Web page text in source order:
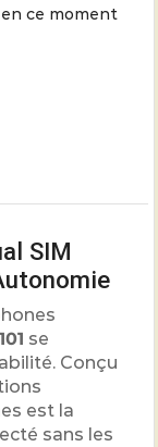
ce moment
SIM
se
Conçu
est la
sans les